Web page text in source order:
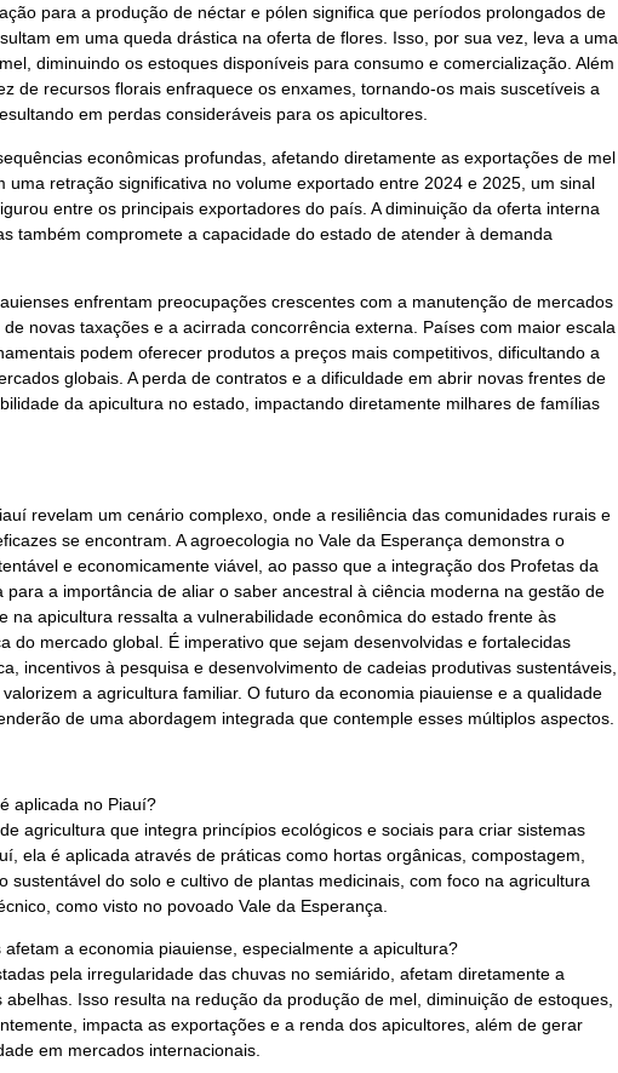
para a produção de néctar e pólen significa que períodos prolongados de
em uma queda drástica na oferta de flores. Isso, por sua vez, leva a uma
diminuindo os estoques disponíveis para consumo e comercialização. Além
de recursos florais enfraquece os enxames, tornando-os mais suscetíveis a
em perdas consideráveis para os apicultores.
econômicas profundas, afetando diretamente as exportações de mel
uma retração significativa no volume exportado entre 2024 e 2025, um sinal
entre os principais exportadores do país. A diminuição da oferta interna
também compromete a capacidade do estado de atender à demanda
enfrentam preocupações crescentes com a manutenção de mercados
novas taxações e a acirrada concorrência externa. Países com maior escala
podem oferecer produtos a preços mais competitivos, dificultando a
globais. A perda de contratos e a dificuldade em abrir novas frentes de
da apicultura no estado, impactando diretamente milhares de famílias
revelam um cenário complexo, onde a resiliência das comunidades rurais e
se encontram. A agroecologia no Vale da Esperança demonstra o
e economicamente viável, ao passo que a integração dos Profetas da
para a importância de aliar o saber ancestral à ciência moderna na gestão de
na apicultura ressalta a vulnerabilidade econômica do estado frente às
do mercado global. É imperativo que sejam desenvolvidas e fortalecidas
incentivos à pesquisa e desenvolvimento de cadeias produtivas sustentáveis,
a agricultura familiar. O futuro da economia piauiense e a qualidade
de uma abordagem integrada que contemple esses múltiplos aspectos.
aplicada no Piauí?
agricultura que integra princípios ecológicos e sociais para criar sistemas
ela é aplicada através de práticas como hortas orgânicas, compostagem,
sustentável do solo e cultivo de plantas medicinais, com foco na agricultura
como visto no povoado Vale da Esperança.
a economia piauiense, especialmente a apicultura?
pela irregularidade das chuvas no semiárido, afetam diretamente a
Isso resulta na redução da produção de mel, diminuição de estoques,
impacta as exportações e a renda dos apicultores, além de gerar
em mercados internacionais.